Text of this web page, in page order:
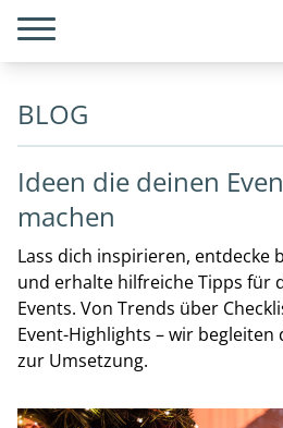
BLOG
Ideen die deinen
machen
Lass dich inspirieren, entdecke
und erhalte hilfreiche Tipps für
Events. Von Trends über
Event-Highlights – wir begleiten
zur Umsetzung.